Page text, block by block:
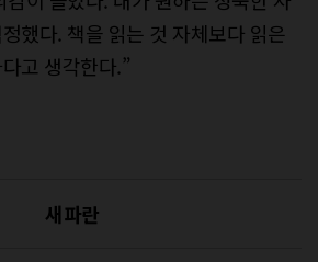
했다. 책을 읽는 것 자체보다 읽은
고 생각한다.”
새파란